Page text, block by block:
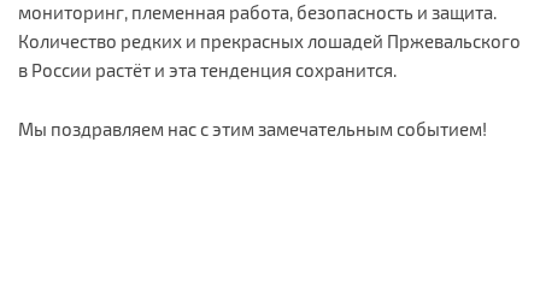
мониторинг, племенная работа, безопасность и защита.
Количество редких и прекрасных лошадей Пржевальского
в России растёт и эта тенденция сохранится.
Мы поздравляем нас с этим замечательным событием!